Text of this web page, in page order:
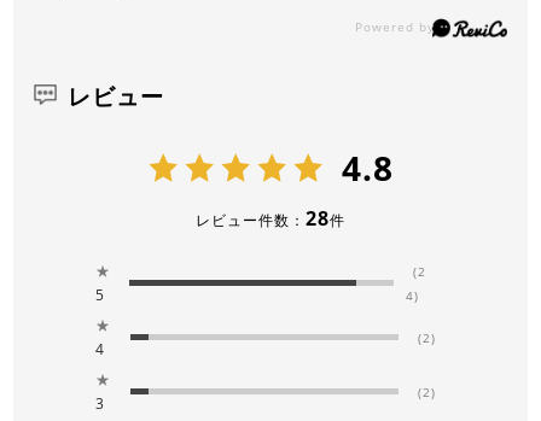
レビュー
4.8
レビュー件数： 28件
★
5
(2
4)
★
4
(2)
★
3
(2)